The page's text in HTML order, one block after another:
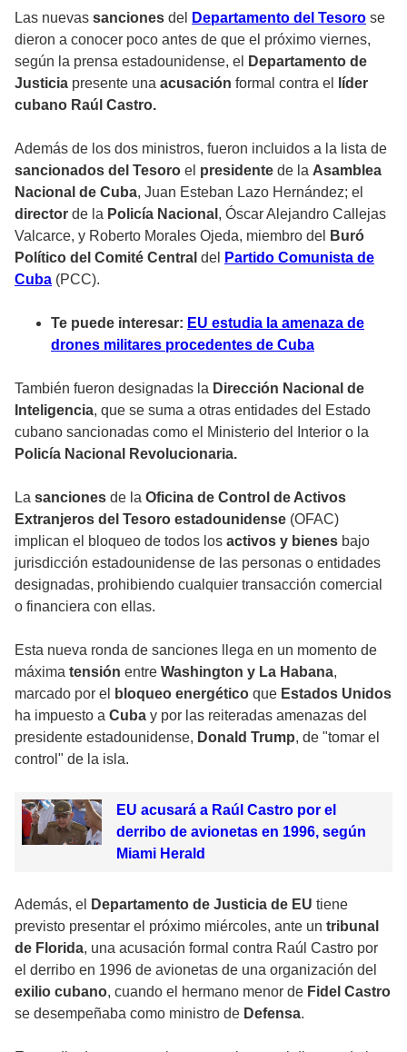
Las nuevas sanciones del Departamento del Tesoro se
dieron a conocer poco antes de que el próximo viernes,
según la prensa estadounidense, el
Departamento de
Justicia presente una acusación formal contra el
líder
cubano Raúl Castro.
Además de los dos ministros, fueron incluidos a la lista de
sancionados del Tesoro el presidente de la Asamblea
Nacional de Cuba, Juan Esteban Lazo Hernández; el
director de la Policía Nacional , Óscar Alejandro Callejas
Valcarce, y Roberto Morales Ojeda, miembro del
Buró
Político del Comité Central del
Partido Comunista de
Cuba (PCC).
Te puede interesar: EU estudia la amenaza de
drones militares procedentes de Cuba
También fueron designadas la Dirección Nacional de
Inteligencia, que se suma a otras entidades del Estado
cubano sancionadas como el Ministerio del Interior o la
Policía Nacional Revolucionaria.
La sanciones de la Oficina de Control de Activos
Extranjeros del Tesoro estadounidense (OFAC)
implican el bloqueo de todos los activos y bienes bajo
jurisdicción estadounidense de las personas o entidades
designadas, prohibiendo cualquier transacción comercial
o financiera con ellas.
Esta nueva ronda de sanciones llega en un momento de
máxima tensión entre Washington y La Habana,
marcado por el
bloqueo energético que Estados Unidos
ha impuesto a Cuba y por las reiteradas amenazas del
presidente estadounidense, Donald Trump, de "tomar el
control" de la isla.
EU acusará a Raúl Castro por el
derribo de avionetas en 1996, según
Miami Herald
Además, el Departamento de Justicia de EU tiene
previsto presentar el próximo miércoles, ante un tribunal
de Florida, una acusación formal contra Raúl Castro por
el derribo en 1996 de avionetas de una organización del
exilio cubano, cuando el hermano menor de Fidel Castro
se desempeñaba como ministro de Defensa.